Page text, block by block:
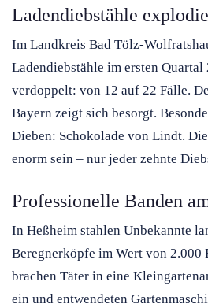
Ladendiebstähle
Im Landkreis Bad Tölz-
Ladendiebstähle im ersten Quartal
verdoppelt: von 12 auf 22 Fälle.
Bayern zeigt sich besorgt.
Dieben: Schokolade von Lindt.
enorm sein – nur jeder zehnte
Professionelle Banden
In Heßheim stahlen Unbekannte
Beregnerköpfe im Wert von 2.000
brachen Täter in eine
ein und entwendeten